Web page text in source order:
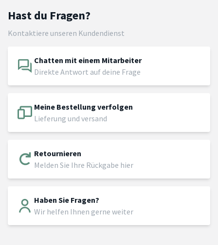
Hast du Fragen?
Kontaktiere unseren Kundendienst
Chatten mit einem Mitarbeiter
Direkte Antwort auf deine Frage
Meine Bestellung verfolgen
Lieferung und versand
Retournieren
Melden Sie Ihre Rückgabe hier
Haben Sie Fragen?
Wir helfen Ihnen gerne weiter